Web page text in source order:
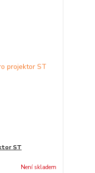
ST
Není skladem